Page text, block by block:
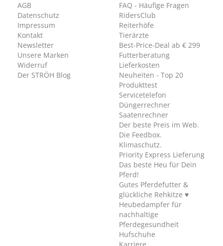
AGB
Datenschutz
Impressum
Kontakt
Newsletter
Unsere Marken
Widerruf
Der STRÖH Blog
FAQ - Häufige Fragen
RidersClub
Reiterhöfe
Tierärzte
Best-Price-Deal ab € 299
Futterberatung
Lieferkosten
Neuheiten - Top 20
Produkttest
Servicetelefon
Düngerrechner
Saatenrechner
Der beste Preis im Web.
Die Feedbox.
Klimaschutz.
Priority Express Lieferung
Das beste Heu für Dein
Pferd!
Gutes Pferdefutter &
glückliche Rehkitze ♥
Heubedampfer für
nachhaltige
Pferdegesundheit
Hufschuhe